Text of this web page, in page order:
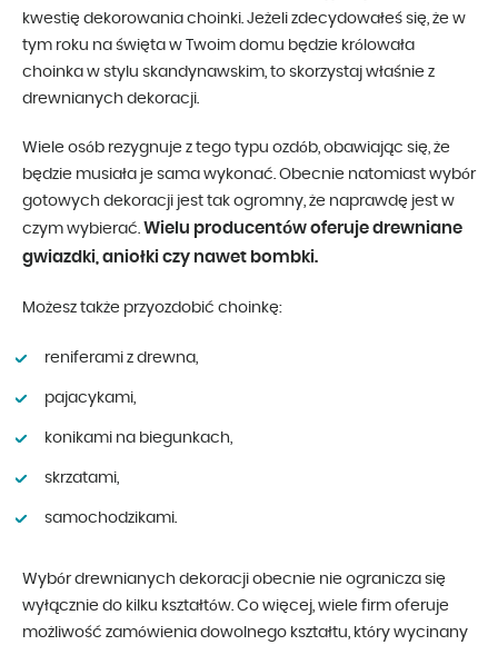
kwestię dekorowania choinki. Jeżeli zdecydowałeś się, że w
tym roku na święta w Twoim domu będzie królowała
choinka w stylu skandynawskim, to skorzystaj właśnie z
drewnianych dekoracji.
Wiele osób rezygnuje z tego typu ozdób, obawiając się, że
będzie musiała je sama wykonać. Obecnie natomiast wybór
gotowych dekoracji jest tak ogromny, że naprawdę jest w
czym wybierać. Wielu producentów oferuje drewniane
gwiazdki, aniołki czy nawet bombki.
Możesz także przyozdobić choinkę:
reniferami z drewna,
pajacykami,
konikami na biegunkach,
skrzatami,
samochodzikami.
Wybór drewnianych dekoracji obecnie nie ogranicza się
wyłącznie do kilku kształtów. Co więcej, wiele firm oferuje
możliwość zamówienia dowolnego kształtu, który wycinany